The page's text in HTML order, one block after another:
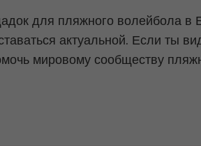
для пляжного волейбола в
актуальной. Если ты
мировому сообществу